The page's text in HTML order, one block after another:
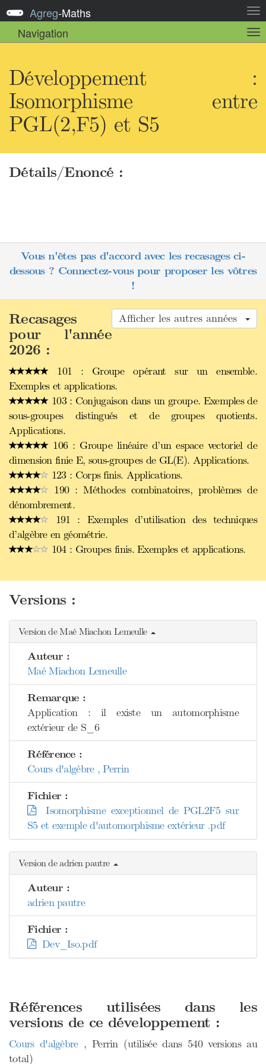
la
Agreg-Maths
Navigation
la
Développement :
Isomorphisme entre
PGL(2,F5) et S5
Détails/Enoncé :
Vous n'êtes pas d'accord avec les recasages ci-
dessous ? Connectez-vous pour proposer les vôtres
!
Afficher les autres années
Recasages
pour l'année
2026 :
101 : Groupe opérant sur un ensemble.
Exemples et applications.
103 : Conjugaison dans un groupe. Exemples de
sous-groupes distingués et de groupes quotients.
Applications.
106 : Groupe linéaire d’un espace vectoriel de
dimension finie E, sous-groupes de GL(E). Applications.
123 : Corps finis. Applications.
190 : Méthodes combinatoires, problèmes de
dénombrement.
191 : Exemples d’utilisation des techniques
d’algèbre en géométrie.
104 : Groupes finis. Exemples et applications.
Versions :
Version de Maé Miachon Lemeulle
Auteur :
Maé Miachon Lemeulle
Remarque :
Application : il existe un automorphisme
extérieur de S_6
Référence :
Cours d'algèbre , Perrin
Fichier :
Isomorphisme exceptionnel de PGL2F5 sur
S5 et exemple d'automorphisme extérieur .pdf
Version de adrien pautre
Auteur :
adrien pautre
Fichier :
Dev_Iso.pdf
Références utilisées dans les
versions de ce développement :
Cours d'algèbre , Perrin (utilisée dans 540 versions au
total)